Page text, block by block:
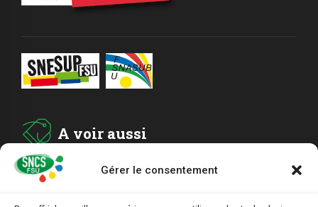
Gérer le consentement
A voir aussi
ADHESION